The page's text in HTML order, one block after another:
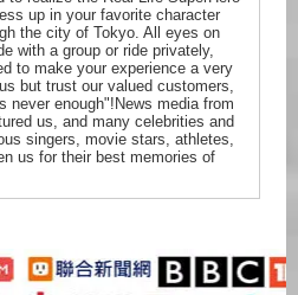
up in your favorite character
the city of Tokyo. All eyes on
with a group or ride privately,
to make your experience a very
but trust our valued customers,
never enough"!News media from
us, and many celebrities and
singers, movie stars, athletes,
us for their best memories of